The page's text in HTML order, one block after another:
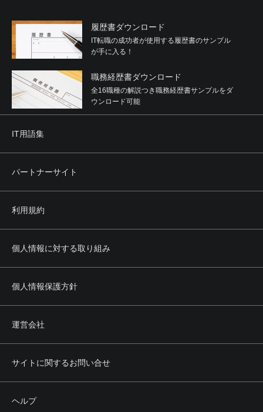
履歴書ダウンロード
IT転職の成功者が使用する履歴書のサンプル
が手に入る！
職務経歴書ダウンロード
全16職種の解説つき職務経歴書サンプルをダ
ウンロード可能
IT用語集
パートナーサイト
利用規約
個人情報に対する取り組み
個人情報保護方針
運営会社
サイトに関するお問い合せ
ヘルプ